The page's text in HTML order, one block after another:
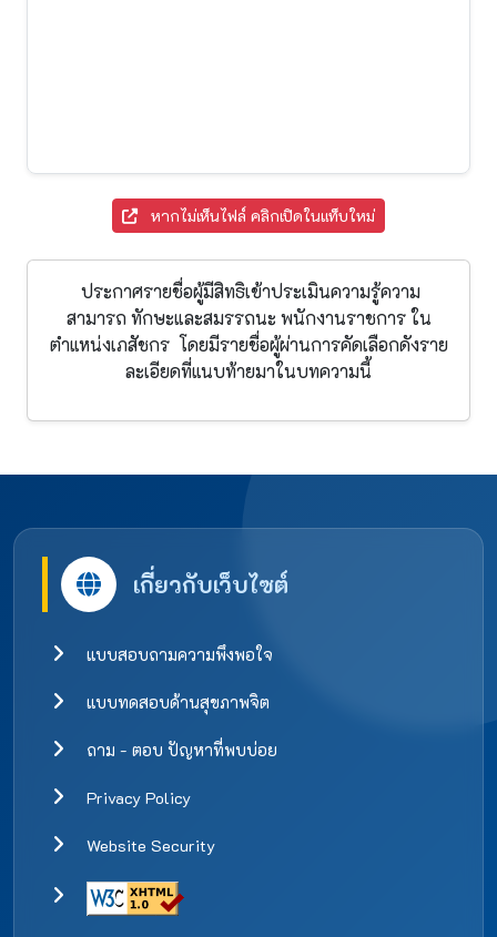
หากไม่เห็นไฟล์ คลิกเปิดในแท็บใหม่
ประกาศรายชื่อผู้มีสิทธิเข้าประเมินความรู้ความ
สามารถ ทักษะและสมรรถนะ พนักงานราชการ ใน
ตำแหน่งเภสัชกร โดยมีรายชื่อผู้ผ่านการคัดเลือกดังราย
ละเอียดที่แนบท้ายมาในบทความนี้
เกี่ยวกับเว็บไซต์
แบบสอบถามความพึงพอใจ
แบบทดสอบด้านสุขภาพจิต
ถาม - ตอบ ปัญหาที่พบบ่อย
Privacy Policy
Website Security